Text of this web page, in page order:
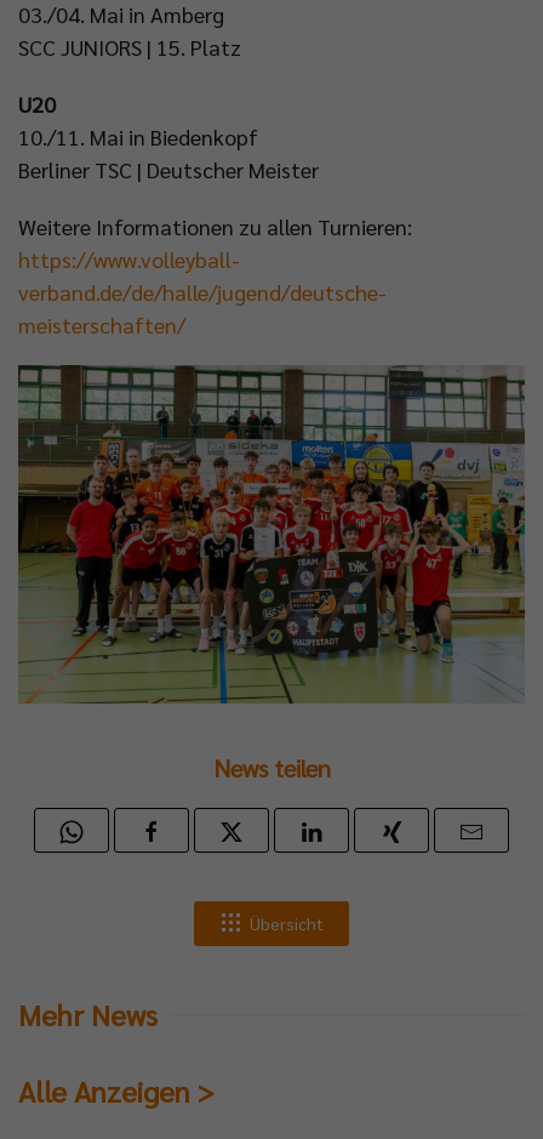
03./04. Mai in Amberg
SCC JUNIORS | 15. Platz
U20
10./11. Mai in Biedenkopf
Berliner TSC | Deutscher Meister
Weitere Informationen zu allen Turnieren:
https://www.volleyball-
verband.de/de/halle/jugend/deutsche-
meisterschaften/
News teilen
Übersicht
Mehr News
Alle Anzeigen >